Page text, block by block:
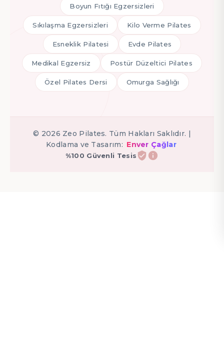
Boyun Fıtığı Egzersizleri
Sıkılaşma Egzersizleri Kilo Verme Pilates
Esneklik Pilatesi Evde Pilates
Medikal Egzersiz Postür Düzeltici Pilates
Özel Pilates Dersi Omurga Sağlığı
© 2026 Zeo Pilates. Tüm Hakları Saklıdır. |
Kodlama ve Tasarım: Enver Çağlar
%100 Güvenli Tesis